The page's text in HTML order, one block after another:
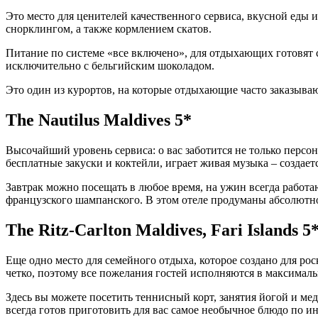
Это место для ценителей качественного сервиса, вкусной
снорклингом, а также кормлением скатов.
Питание по системе «все включено», для отдыхающих
исключительно с бельгийским шоколадом.
Это один из курортов, на которые отдыхающие часто
The Nautilus Maldives 5*
Высочайший уровень сервиса: о вас заботится не только
бесплатные закуски и коктейли, играет живая музыка –
Завтрак можно посещать в любое время, на ужин всегда
французского шампанского. В этом отеле продуманы
The Ritz-Carlton Maldives, Fari Islands
Еще одно место для семейного отдыха, которое создано для
четко, поэтому все пожелания гостей исполняются в
Здесь вы можете посетить теннисный корт, занятия йогой и
всегда готов приготовить для вас самое необычное блюдо по